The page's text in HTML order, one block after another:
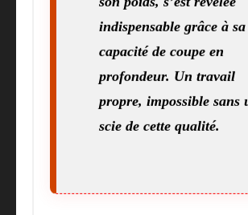
indispensable grâce à sa
capacité de coupe en
profondeur. Un travail
propre, impossible sans
scie de cette qualité.